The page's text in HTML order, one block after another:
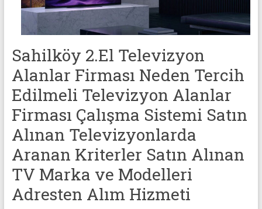
alanlar
adresten
Sahilköy 2.El Televizyon
Alanlar Firması Neden Tercih
Edilmeli Televizyon Alanlar
Firması Çalışma Sistemi Satın
Alınan Televizyonlarda
Aranan Kriterler Satın Alınan
TV Marka ve Modelleri
Adresten Alım Hizmeti